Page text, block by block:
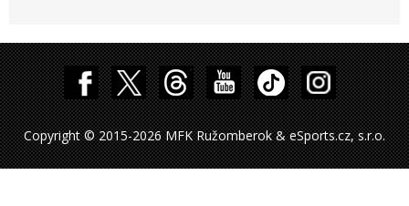
Copyright © 2015-2026 MFK Ružomberok & eSports.cz, s.r.o.